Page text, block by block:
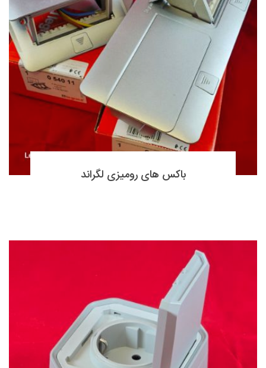
باکس های رومیزی لگراند